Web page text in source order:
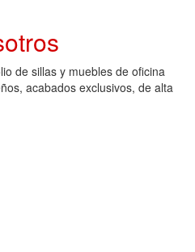
de sillas y muebles de oficina
acabados exclusivos, de alta